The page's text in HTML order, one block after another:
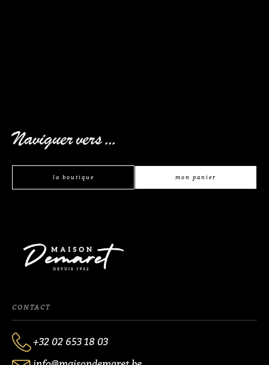
Naviguer vers ...
la boutique mon panier
CONTACT
+32 02 653 18 03